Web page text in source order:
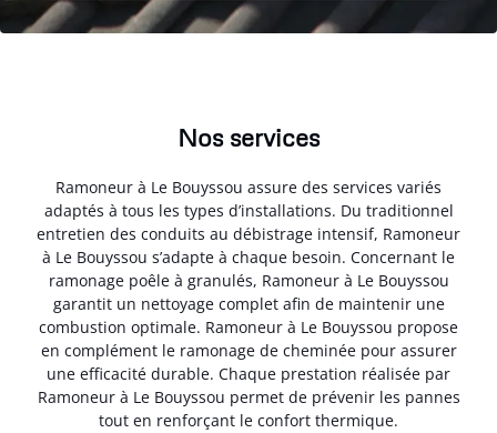
Nos services
Ramoneur à Le Bouyssou assure des services variés
adaptés à tous les types d’installations. Du traditionnel
entretien des conduits au débistrage intensif, Ramoneur
à Le Bouyssou s’adapte à chaque besoin. Concernant le
ramonage poêle à granulés, Ramoneur à Le Bouyssou
garantit un nettoyage complet afin de maintenir une
combustion optimale. Ramoneur à Le Bouyssou propose
en complément le ramonage de cheminée pour assurer
une efficacité durable. Chaque prestation réalisée par
Ramoneur à Le Bouyssou permet de prévenir les pannes
tout en renforçant le confort thermique.